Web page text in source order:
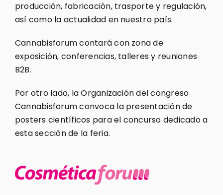
producción, fabricación, trasporte y regulación,
así como la actualidad en nuestro país.
Cannabisforum contará con zona de
exposición, conferencias, talleres y reuniones
B2B.
Por otro lado, la Organización del congreso
Cannabisforum convoca la presentación de
posters científicos para el concurso dedicado a
esta sección de la feria.